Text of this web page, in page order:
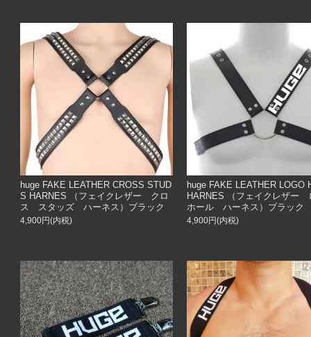
huge FAKE LEATHER CROSS STUD
S HARNES （フェイクレザー クロ
ス スタッズ ハーネス）ブラック
4,900円(内税)
huge FAKE LEATHER LOGO
HARNES （フェイクレザ
ホール ハーネス）ブラック
4,900円(内税)